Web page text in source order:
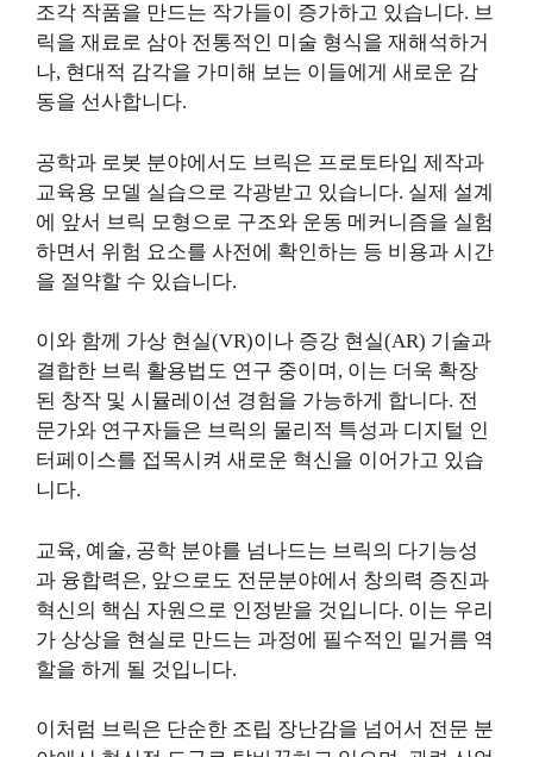
조각 작품을 만드는 작가들이 증가하고 있습니다. 브
릭을 재료로 삼아 전통적인 미술 형식을 재해석하거
나, 현대적 감각을 가미해 보는 이들에게 새로운 감
동을 선사합니다.
공학과 로봇 분야에서도 브릭은 프로토타입 제작과
교육용 모델 실습으로 각광받고 있습니다. 실제 설계
에 앞서 브릭 모형으로 구조와 운동 메커니즘을 실험
하면서 위험 요소를 사전에 확인하는 등 비용과 시간
을 절약할 수 있습니다.
이와 함께 가상 현실(VR)이나 증강 현실(AR) 기술과
결합한 브릭 활용법도 연구 중이며, 이는 더욱 확장
된 창작 및 시뮬레이션 경험을 가능하게 합니다. 전
문가와 연구자들은 브릭의 물리적 특성과 디지털 인
터페이스를 접목시켜 새로운 혁신을 이어가고 있습
니다.
교육, 예술, 공학 분야를 넘나드는 브릭의 다기능성
과 융합력은, 앞으로도 전문분야에서 창의력 증진과
혁신의 핵심 자원으로 인정받을 것입니다. 이는 우리
가 상상을 현실로 만드는 과정에 필수적인 밑거름 역
할을 하게 될 것입니다.
이처럼 브릭은 단순한 조립 장난감을 넘어서 전문 분